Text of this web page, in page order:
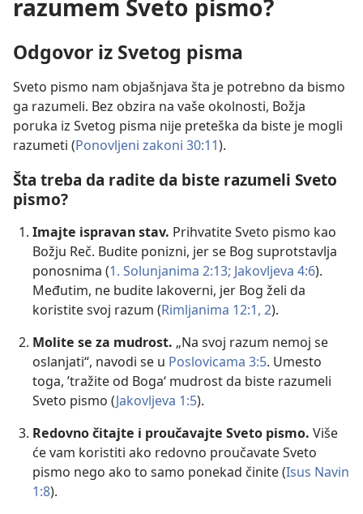
razumem Sveto pismo?
Odgovor iz Svetog pisma
Sveto pismo nam objašnjava šta je potrebno da bismo
ga razumeli. Bez obzira na vaše okolnosti, Božja
poruka iz Svetog pisma nije preteška da biste je mogli
razumeti (Ponovljeni zakoni 30:11).
Šta treba da radite da biste razumeli Sveto
pismo?
Imajte ispravan stav. Prihvatite Sveto pismo kao
Božju Reč. Budite ponizni, jer se Bog suprotstavlja
ponosnima (1. Solunjanima 2:13; Jakovljeva 4:6).
Međutim, ne budite lakoverni, jer Bog želi da
koristite svoj razum (Rimljanima 12:1, 2).
Molite se za mudrost. „Na svoj razum nemoj se
oslanjati“, navodi se u Poslovicama 3:5. Umesto
toga, ’tražite od Boga‘ mudrost da biste razumeli
Sveto pismo (Jakovljeva 1:5).
Redovno čitajte i proučavajte Sveto pismo. Više
će vam koristiti ako redovno proučavate Sveto
pismo nego ako to samo ponekad činite (Isus Navin
1:8).